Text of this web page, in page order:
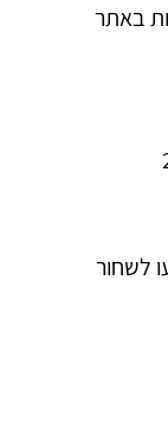
באתר
לשחור